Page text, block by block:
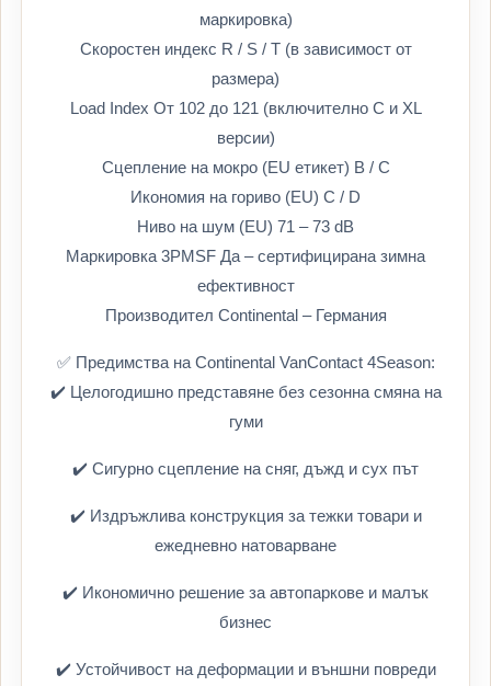
маркировка)
Скоростен индекс R / S / T (в зависимост от
размера)
Load Index От 102 до 121 (включително C и XL
версии)
Сцепление на мокро (EU етикет) B / C
Икономия на гориво (EU) C / D
Ниво на шум (EU) 71 – 73 dB
Маркировка 3PMSF Да – сертифицирана зимна
ефективност
Производител Continental – Германия
✅ Предимства на Continental VanContact 4Season:
✔️ Целогодишно представяне без сезонна смяна на
гуми
✔️ Сигурно сцепление на сняг, дъжд и сух път
✔️ Издръжлива конструкция за тежки товари и
ежедневно натоварване
✔️ Икономично решение за автопаркове и малък
бизнес
✔️ Устойчивост на деформации и външни повреди